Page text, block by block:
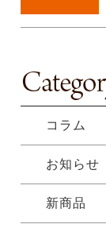
コラム
お知らせ
新商品